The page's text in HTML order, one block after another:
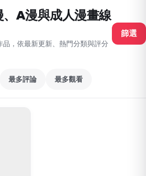
A漫與成人漫畫線
，依最新更新、熱門分類與評分
篩選
最多評論 最多觀看